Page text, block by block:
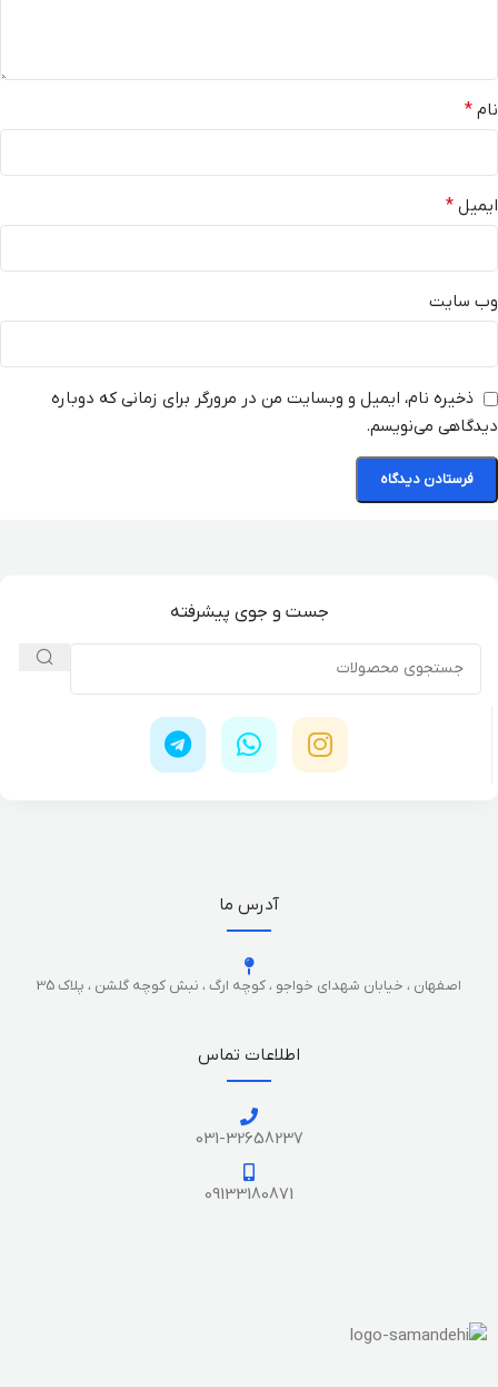
نام *
ایمیل *
وب‌ سایت
ذخیره نام، ایمیل و وبسایت من در مرورگر برای زمانی که دوباره
دیدگاهی می‌نویسم.
جست و جوی پیشرفته
آدرس ما
اصفهان ، خیابان شهدای خواجو ، کوچه ارگ ، نبش کوچه گلشن ، پلاک 35
اطلاعات تماس
031-32658237
09133180871